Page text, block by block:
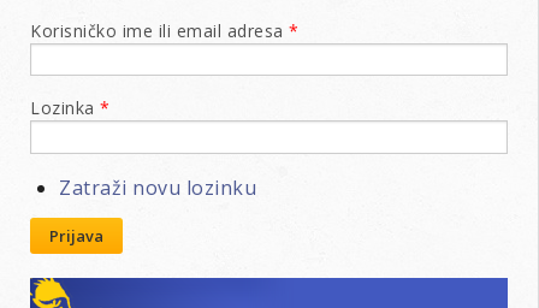
Korisničko ime ili email adresa *
Lozinka *
Zatraži novu lozinku
Prijava
Lions klubovi